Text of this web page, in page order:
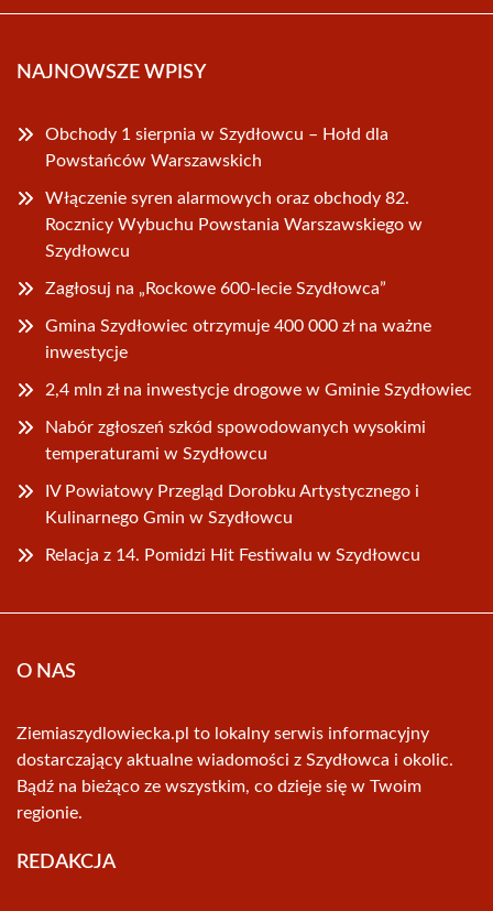
NAJNOWSZE WPISY
Obchody 1 sierpnia w Szydłowcu – Hołd dla
Powstańców Warszawskich
Włączenie syren alarmowych oraz obchody 82.
Rocznicy Wybuchu Powstania Warszawskiego w
Szydłowcu
Zagłosuj na „Rockowe 600-lecie Szydłowca”
Gmina Szydłowiec otrzymuje 400 000 zł na ważne
inwestycje
2,4 mln zł na inwestycje drogowe w Gminie Szydłowiec
Nabór zgłoszeń szkód spowodowanych wysokimi
temperaturami w Szydłowcu
IV Powiatowy Przegląd Dorobku Artystycznego i
Kulinarnego Gmin w Szydłowcu
Relacja z 14. Pomidzi Hit Festiwalu w Szydłowcu
O NAS
Ziemiaszydlowiecka.pl to lokalny serwis informacyjny
dostarczający aktualne wiadomości z Szydłowca i okolic.
Bądź na bieżąco ze wszystkim, co dzieje się w Twoim
regionie.
REDAKCJA